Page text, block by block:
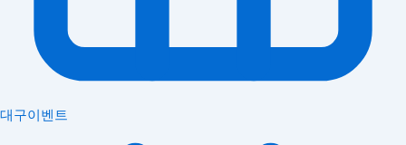
대구이벤트